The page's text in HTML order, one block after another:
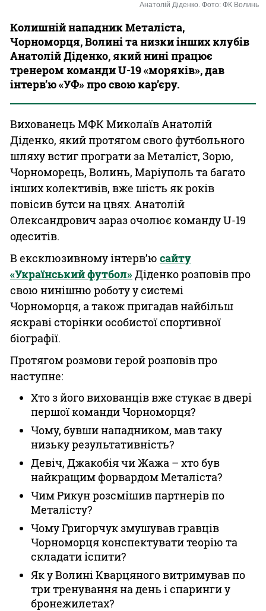
Анатолій Діденко. Фото: ФК Волинь
Колишній нападник Металіста,
Чорноморця, Волині та низки інших клубів
Анатолій Діденко, який нині працює
тренером команди U-19 «моряків», дав
інтерв’ю «УФ» про свою кар’єру.
Вихованець МФК Миколаїв Анатолій
Діденко, який протягом свого футбольного
шляху встиг програти за Металіст, Зорю,
Чорноморець, Волинь, Маріуполь та багато
інших колективів, вже шість як років
повісив бутси на цвях. Анатолій
Олександрович зараз очолює команду U-19
одеситів.
В ексклюзивному інтерв’ю сайту
«Український футбол»Діденко розповів про
свою нинішню роботу у системі
Чорноморця, а також пригадав найбільш
яскраві сторінки особистої спортивної
біографії.
Протягом розмови герой розповів про
наступне:
Хто з його вихованців вже стукає в двері
першої команди Чорноморця?
Чому, бувши нападником, мав таку
низьку результативність?
Девіч, Джакобія чи Жажа – хто був
найкращим форвардом Металіста?
Чим Рикун розсмішив партнерів по
Металісту?
Чому Григорчук змушував гравців
Чорноморця конспектувати теорію та
складати іспити?
Як у Волині Кварцяного витримував по
три тренування на день і спаринги у
бронежилетах?